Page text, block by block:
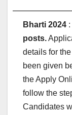
Bharti 2024 :
posts.
details for
been given
the Apply
follow the
Candidates